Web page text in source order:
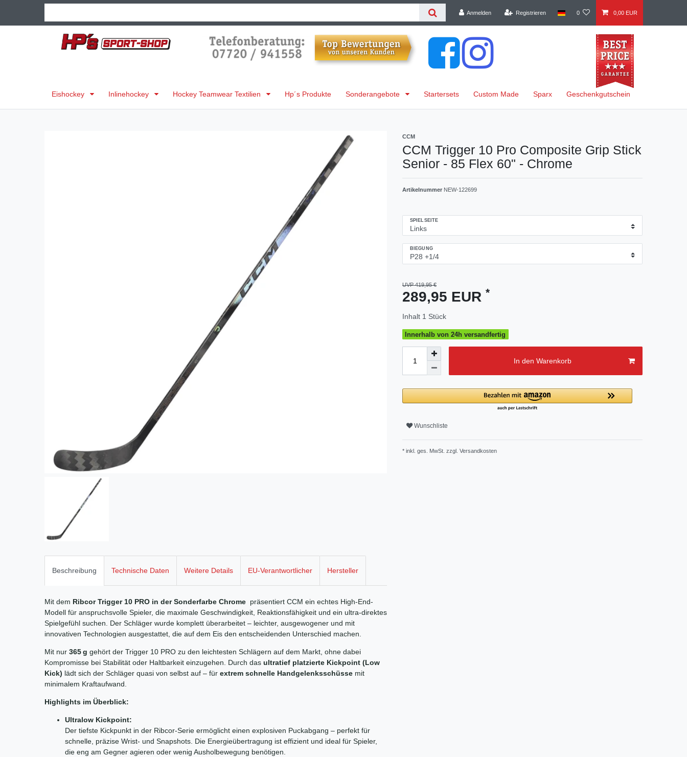
Anmelden Registrieren 0 0,00 EUR
Eishockey Inlinehockey Hockey Teamwear Textilien Hp´s Produkte Sonderangebote Startersets Custom Made Sparx Geschenkgutschein
CCM
CCM Trigger 10 Pro Composite Grip Stick
Senior - 85 Flex 60" - Chrome
Artikelnummer NEW-122699
SPIELSEITE
BIEGUNG
UVP 419,95 €
289,95 EUR *
Inhalt 1 Stück
Innerhalb von 24h versandfertig
In den Warenkorb
Wunschliste
* inkl. ges. MwSt. zzgl. Versandkosten
Beschreibung Technische Daten Weitere Details EU-Verantwortlicher Hersteller
Mit dem Ribcor Trigger 10 PRO in der Sonderfarbe Chrome präsentiert CCM ein echtes High-End-
Modell für anspruchsvolle Spieler, die maximale Geschwindigkeit, Reaktionsfähigkeit und ein ultra-direktes
Spielgefühl suchen. Der Schläger wurde komplett überarbeitet – leichter, ausgewogener und mit
innovativen Technologien ausgestattet, die auf dem Eis den entscheidenden Unterschied machen.
Mit nur 365 g gehört der Trigger 10 PRO zu den leichtesten Schlägern auf dem Markt, ohne dabei
Kompromisse bei Stabilität oder Haltbarkeit einzugehen. Durch das ultratief platzierte Kickpoint (Low
Kick) lädt sich der Schläger quasi von selbst auf – für extrem schnelle Handgelenksschüsse mit
minimalem Kraftaufwand.
Highlights im Überblick:
Ultralow Kickpoint:
Der tiefste Kickpunkt in der Ribcor-Serie ermöglicht einen explosiven Puckabgang – perfekt für
schnelle, präzise Wrist- und Snapshots. Die Energieübertragung ist effizient und ideal für Spieler,
die eng am Gegner agieren oder wenig Ausholbewegung benötigen.